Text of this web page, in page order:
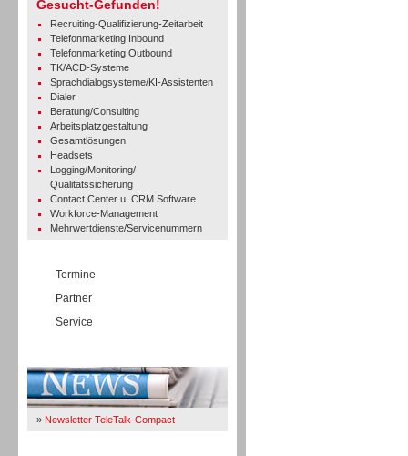
Gesucht-Gefunden!
Recruiting-Qualifizierung-Zeitarbeit
Telefonmarketing Inbound
Telefonmarketing Outbound
TK/ACD-Systeme
Sprachdialogsysteme/KI-Assistenten
Dialer
Beratung/Consulting
Arbeitsplatzgestaltung
Gesamtlösungen
Headsets
Logging/Monitoring/
Qualitätssicherung
Contact Center u. CRM Software
Workforce-Management
Mehrwertdienste/Servicenummern
Termine
Partner
Service
» Newsletter TeleTalk-Compact